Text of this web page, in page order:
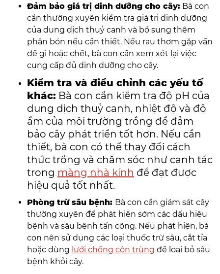
Đảm bảo giá trị dinh dưỡng cho cây: Bà con
cần thường xuyên kiểm tra giá trị dinh dưỡng
của dung dịch thuỷ canh và bổ sung thêm
phân bón nếu cần thiết. Nếu rau thơm gặp vấn
đề gì hoặc chết, bà con cần xem xét lại việc
cung cấp đủ dinh dưỡng cho cây.
Kiểm tra và điều chỉnh các yếu tố
khác: Bà con cần kiểm tra độ pH của
dung dịch thuỷ canh, nhiệt độ và độ
ẩm của môi trường trồng để đảm
bảo cây phát triển tốt hơn. Nếu cần
thiết, bà con có thể thay đổi cách
thức trồng và chăm sóc như canh tác
trong màng nhà kính để đạt được
hiệu quả tốt nhất.
Phòng trừ sâu bệnh: Bà con cần giám sát cây
thường xuyên để phát hiện sớm các dấu hiệu
bệnh và sâu bệnh tấn công. Nếu phát hiện, bà
con nên sử dụng các loại thuốc trừ sâu, cắt tỉa
hoặc dùng lưới chống côn trùng để loại bỏ sâu
bệnh khỏi cây.